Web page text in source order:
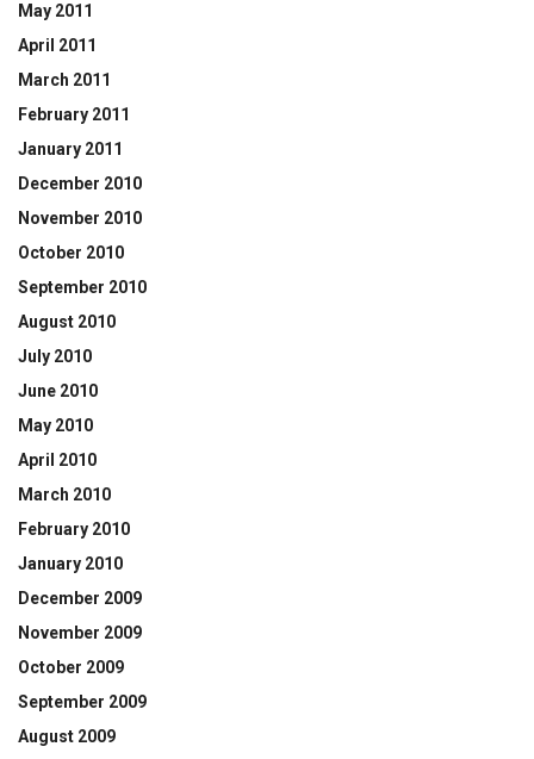
May 2011
April 2011
March 2011
February 2011
January 2011
December 2010
November 2010
October 2010
September 2010
August 2010
July 2010
June 2010
May 2010
April 2010
March 2010
February 2010
January 2010
December 2009
November 2009
October 2009
September 2009
August 2009